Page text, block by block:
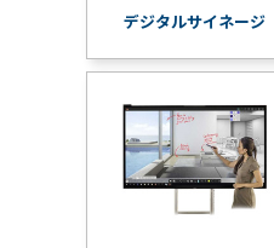
デジタルサイネージ